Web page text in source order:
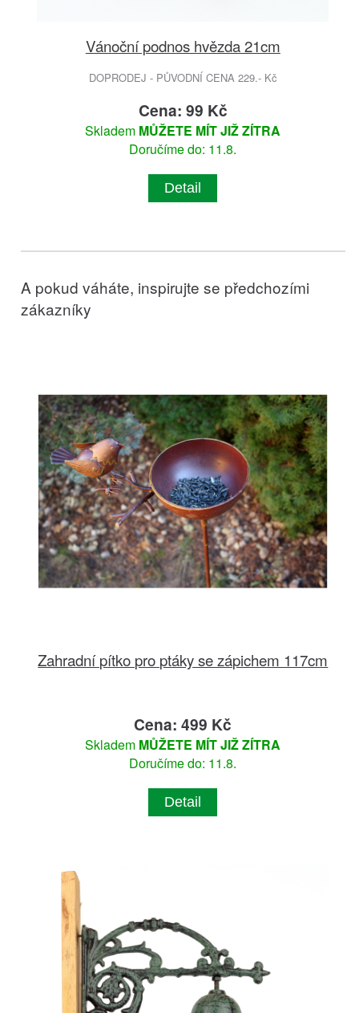
Vánoční podnos hvězda 21cm
DOPRODEJ - PŮVODNÍ CENA 229.- Kč
Cena: 99 Kč
Skladem MŮŽETE MÍT JIŽ ZÍTRA
Doručíme do: 11.8.
Detail
A pokud váháte, inspirujte se předchozími
zákazníky
Zahradní pítko pro ptáky se zápichem 117cm
Cena: 499 Kč
Skladem MŮŽETE MÍT JIŽ ZÍTRA
Doručíme do: 11.8.
Detail